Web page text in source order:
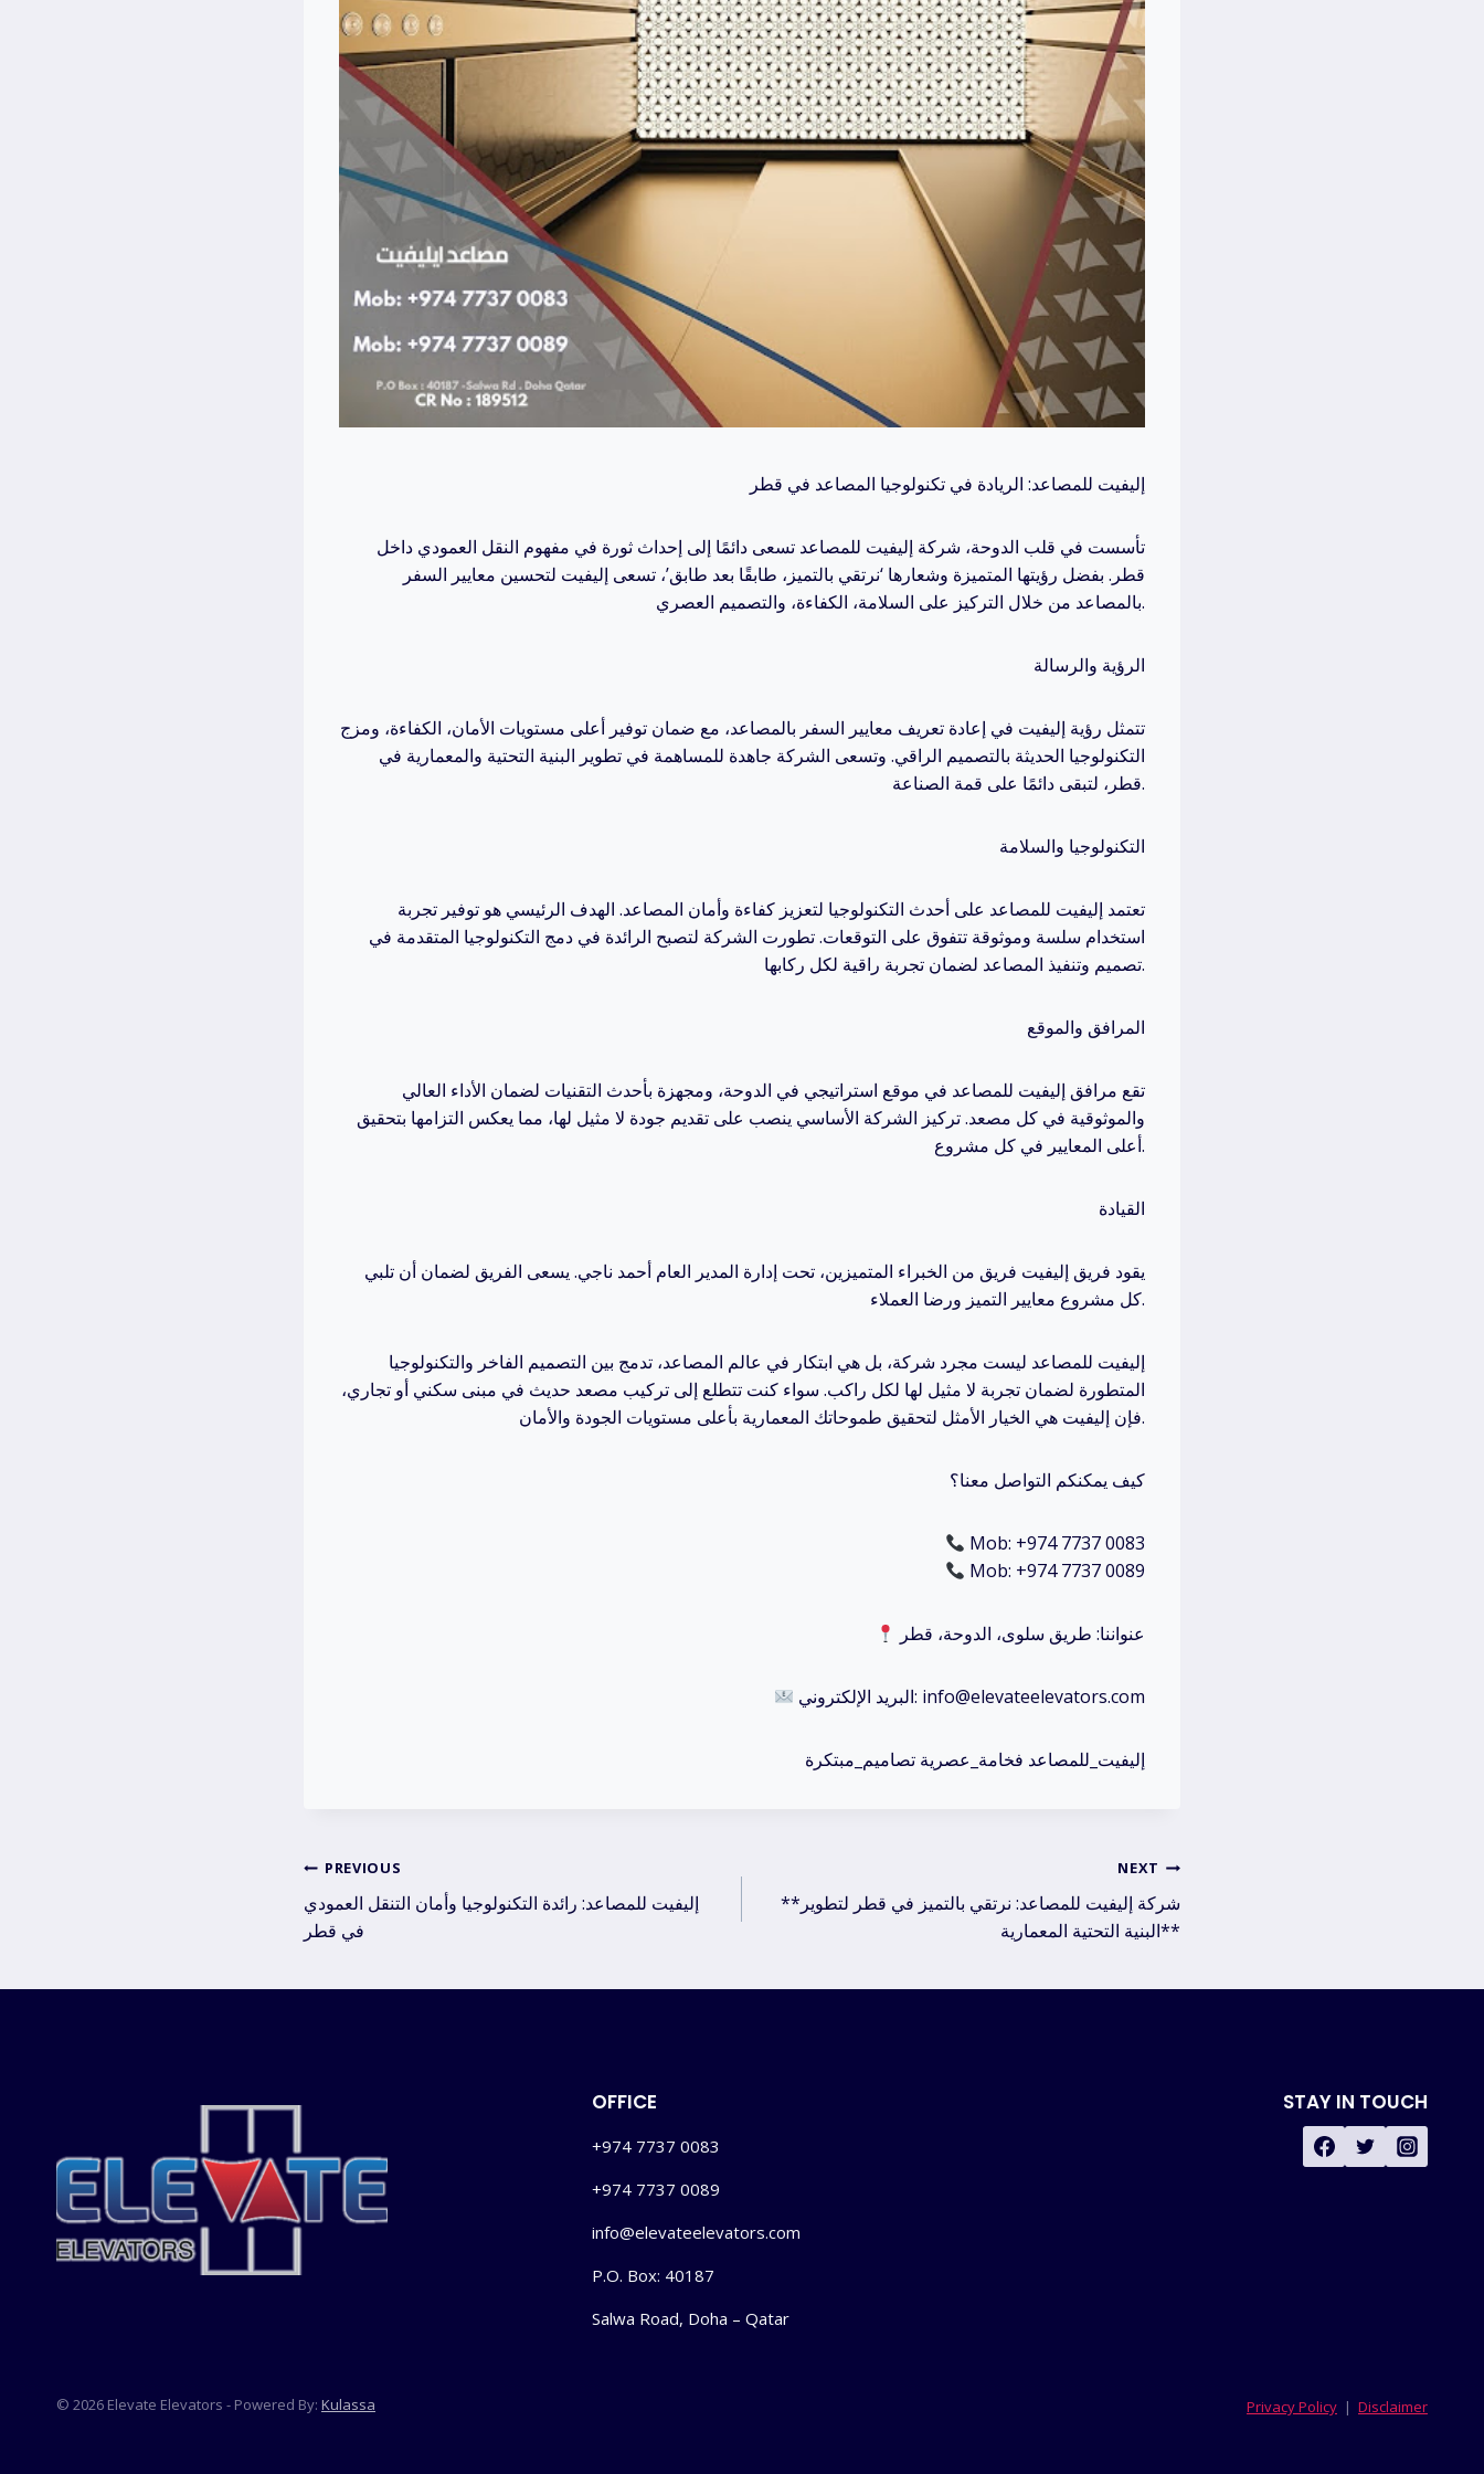
إليفيت للمصاعد: الريادة في تكنولوجيا المصاعد في قطر
تأسست في قلب الدوحة، شركة إليفيت للمصاعد تسعى دائمًا إلى إحداث ثورة في مفهوم النقل العمودي داخل
قطر. بفضل رؤيتها المتميزة وشعارها ‘نرتقي بالتميز، طابقًا بعد طابق’، تسعى إليفيت لتحسين معايير السفر
بالمصاعد من خلال التركيز على السلامة، الكفاءة، والتصميم العصري.
الرؤية والرسالة
تتمثل رؤية إليفيت في إعادة تعريف معايير السفر بالمصاعد، مع ضمان توفير أعلى مستويات الأمان، الكفاءة، ومزج
التكنولوجيا الحديثة بالتصميم الراقي. وتسعى الشركة جاهدة للمساهمة في تطوير البنية التحتية والمعمارية في
قطر، لتبقى دائمًا على قمة الصناعة.
التكنولوجيا والسلامة
تعتمد إليفيت للمصاعد على أحدث التكنولوجيا لتعزيز كفاءة وأمان المصاعد. الهدف الرئيسي هو توفير تجربة
استخدام سلسة وموثوقة تتفوق على التوقعات. تطورت الشركة لتصبح الرائدة في دمج التكنولوجيا المتقدمة في
تصميم وتنفيذ المصاعد لضمان تجربة راقية لكل ركابها.
المرافق والموقع
تقع مرافق إليفيت للمصاعد في موقع استراتيجي في الدوحة، ومجهزة بأحدث التقنيات لضمان الأداء العالي
والموثوقية في كل مصعد. تركيز الشركة الأساسي ينصب على تقديم جودة لا مثيل لها، مما يعكس التزامها بتحقيق
أعلى المعايير في كل مشروع.
القيادة
يقود فريق إليفيت فريق من الخبراء المتميزين، تحت إدارة المدير العام أحمد ناجي. يسعى الفريق لضمان أن تلبي
كل مشروع معايير التميز ورضا العملاء.
إليفيت للمصاعد ليست مجرد شركة، بل هي ابتكار في عالم المصاعد، تدمج بين التصميم الفاخر والتكنولوجيا
المتطورة لضمان تجربة لا مثيل لها لكل راكب. سواء كنت تتطلع إلى تركيب مصعد حديث في مبنى سكني أو تجاري،
فإن إليفيت هي الخيار الأمثل لتحقيق طموحاتك المعمارية بأعلى مستويات الجودة والأمان.
كيف يمكنكم التواصل معنا؟
Mob: +974 7737 0083
Mob: +974 7737 0089
عنواننا: طريق سلوى، الدوحة، قطر
البريد الإلكتروني: info@elevateelevators.com
إليفيت_للمصاعد فخامة_عصرية تصاميم_مبتكرة
Post
navigation
PREVIOUS
إليفيت للمصاعد: رائدة التكنولوجيا وأمان التنقل العمودي
في قطر
NEXT
**شركة إليفيت للمصاعد: نرتقي بالتميز في قطر لتطوير
البنية التحتية المعمارية**
OFFICE
+974 7737 0083
+974 7737 0089
info@elevateelevators.com
P.O. Box: 40187
Salwa Road, Doha – Qatar
STAY IN TOUCH
© 2026 Elevate Elevators - Powered By: Kulassa Privacy Policy | Disclaimer